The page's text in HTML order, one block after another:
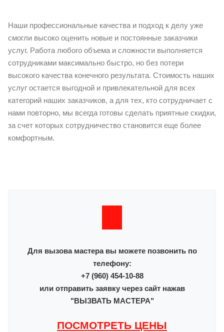
Наши профессиональные качества и подход к делу уже
смогли высоко оценить новые и постоянные заказчики
услуг. Работа любого объема и сложности выполняется
сотрудниками максимально быстро, но без потери
высокого качества конечного результата. Стоимость наших
услуг остается выгодной и привлекательной для всех
категорий наших заказчиков, а для тех, кто сотрудничает с
нами повторно, мы всегда готовы сделать приятные скидки,
за счет которых сотрудничество становится еще более
комфортным.
Для вызова мастера вы можете позвонить по
телефону:
+7 (960) 454-10-88
или отправить заявку через сайт нажав
"ВЫЗВАТЬ МАСТЕРА"
ПОСМОТРЕТЬ ЦЕНЫ